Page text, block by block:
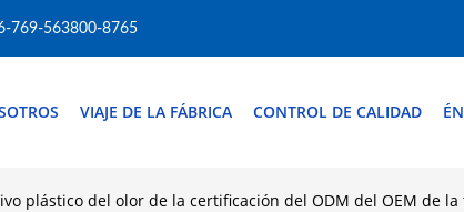
769-563800-8765
VIAJE DE LA FÁBRICA CONTROL DE CALIDAD
plástico del olor de la certificación del ODM del OEM de